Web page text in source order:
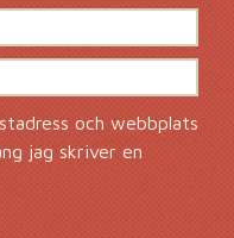
och webbplats
jag skriver en